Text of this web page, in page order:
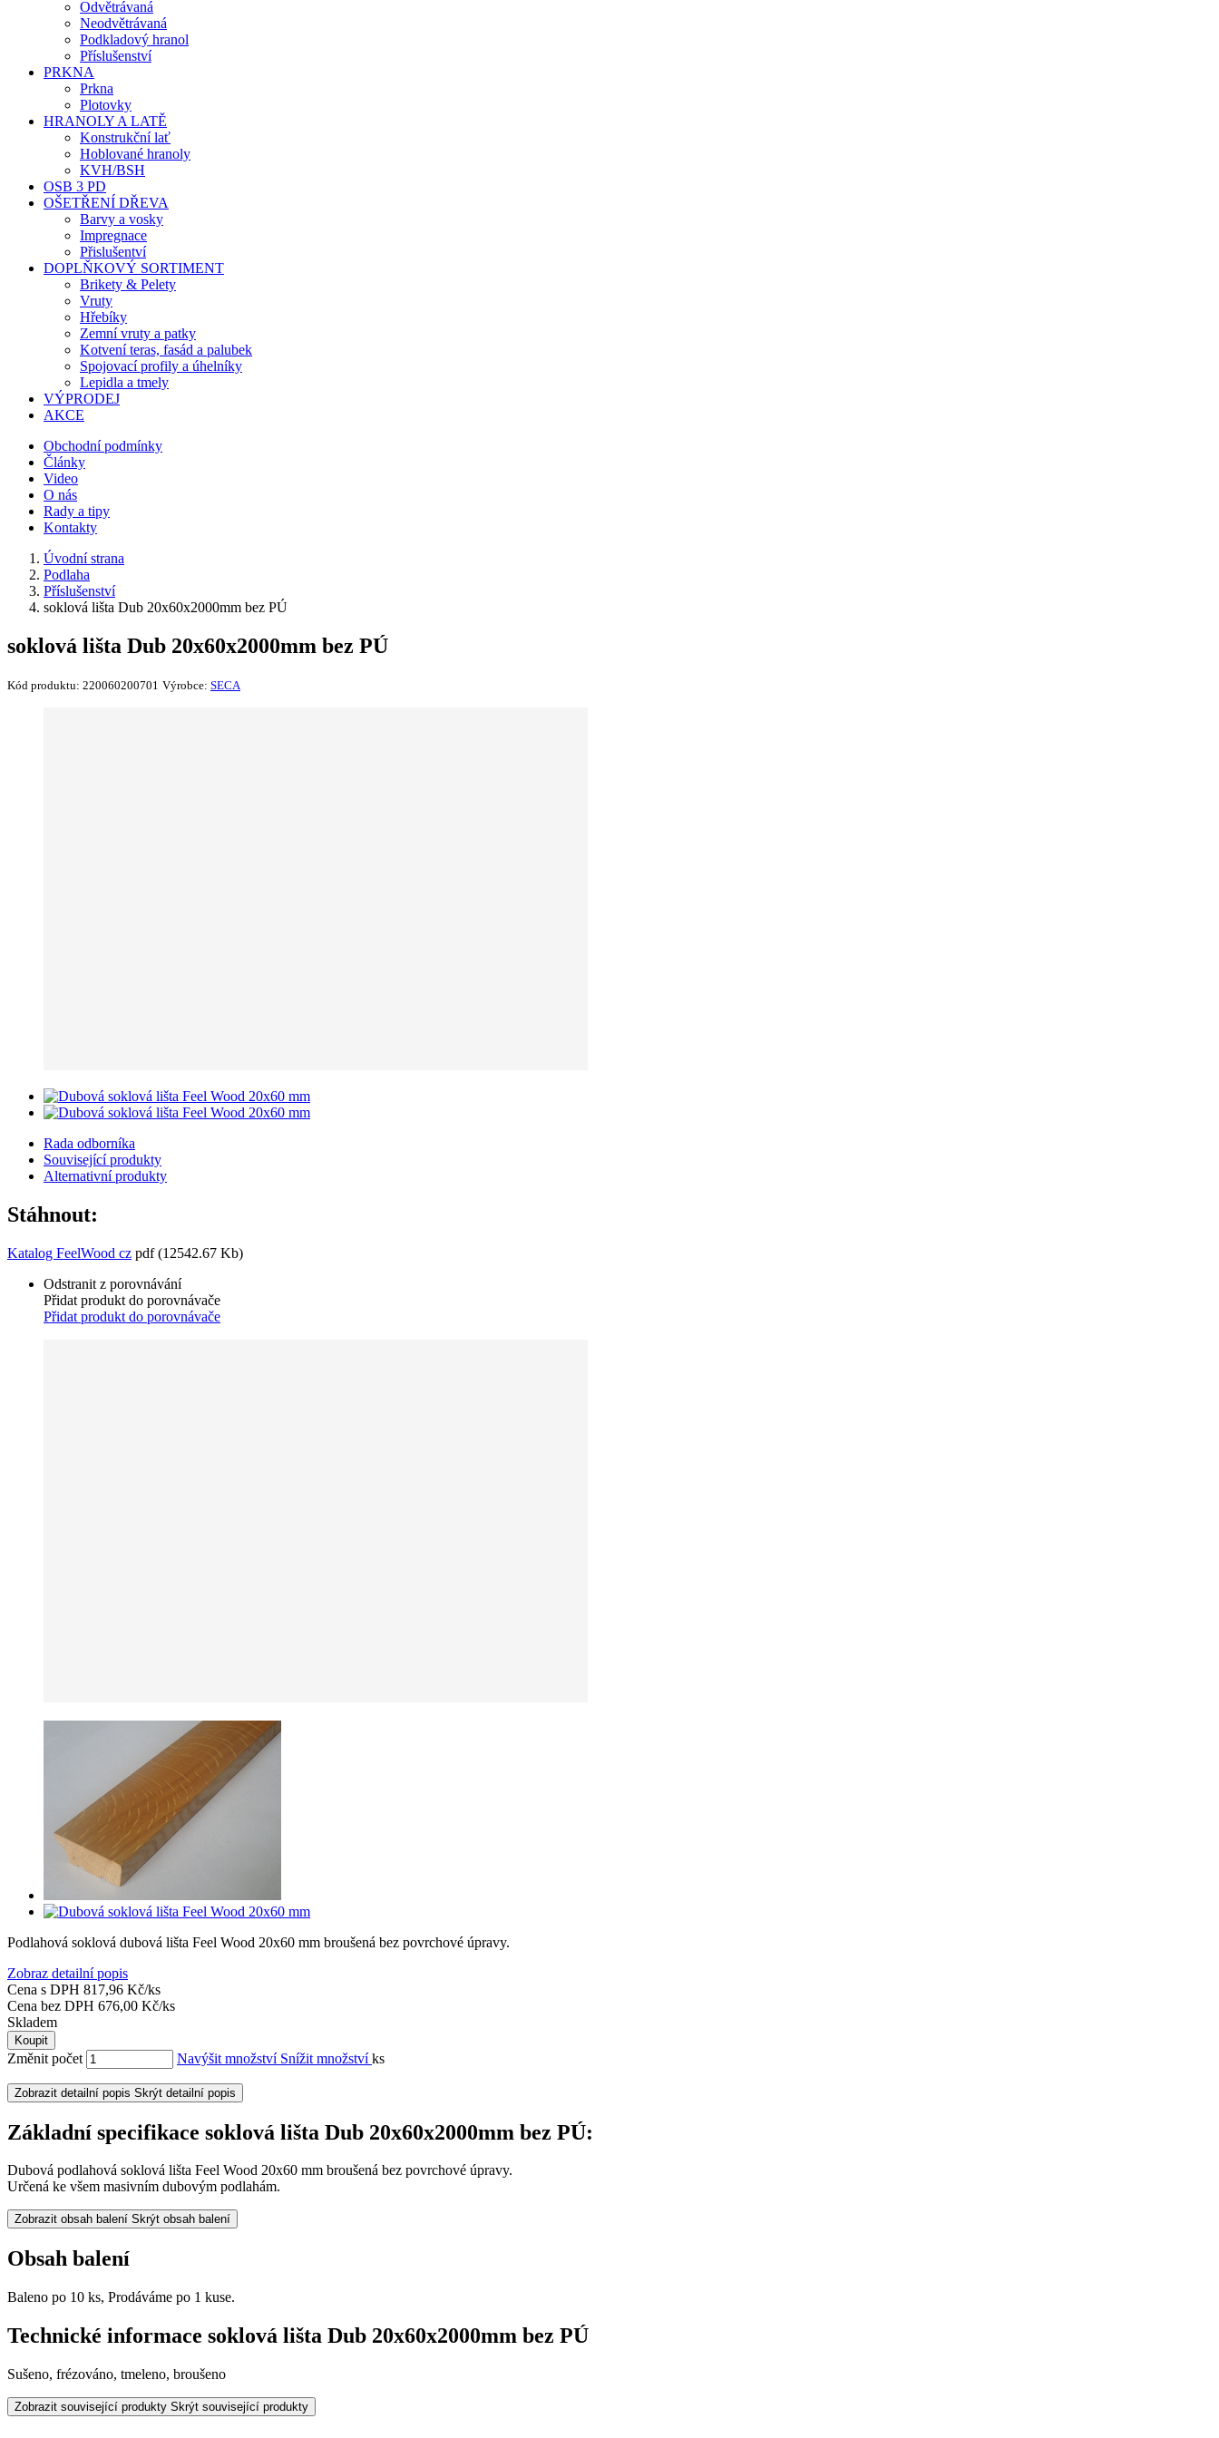
Odvětrávaná
Neodvětrávaná
Podkladový hranol
Příslušenství
PRKNA
Prkna
Plotovky
HRANOLY A LATĚ
Konstrukční lať
Hoblované hranoly
KVH/BSH
OSB 3 PD
OŠETŘENÍ DŘEVA
Barvy a vosky
Impregnace
Přislušentví
DOPLŇKOVÝ SORTIMENT
Brikety & Pelety
Vruty
Hřebíky
Zemní vruty a patky
Kotvení teras, fasád a palubek
Spojovací profily a úhelníky
Lepidla a tmely
VÝPRODEJ
AKCE
Obchodní podmínky
Články
Video
O nás
Rady a tipy
Kontakty
Úvodní strana
Podlaha
Příslušenství
soklová lišta Dub 20x60x2000mm bez PÚ
soklová lišta Dub 20x60x2000mm bez PÚ
Kód produktu: 220060200701 Výrobce: SECA
Rada odborníka
Související produkty
Alternativní produkty
Stáhnout:
Katalog FeelWood cz pdf (12542.67 Kb)
Odstranit z porovnávání
Přidat produkt do porovnávače
Přidat produkt do porovnávače
Podlahová soklová dubová lišta Feel Wood 20x60 mm broušená bez povrchové úpravy.
Zobraz detailní popis
Cena s DPH 817,96 Kč/ks
Cena bez DPH 676,00 Kč/ks
Skladem
Koupit
Změnit počet Navýšit množství Snížit množstvíks
Zobrazit detailní popis Skrýt detailní popis
Základní specifikace soklová lišta Dub 20x60x2000mm bez PÚ:
Dubová podlahová soklová lišta Feel Wood 20x60 mm broušená bez povrchové úpravy.
Určená ke všem masivním dubovým podlahám.
Zobrazit obsah balení Skrýt obsah balení
Obsah balení
Baleno po 10 ks, Prodáváme po 1 kuse.
Technické informace soklová lišta Dub 20x60x2000mm bez PÚ
Sušeno, frézováno, tmeleno, broušeno
Zobrazit související produkty Skrýt související produkty